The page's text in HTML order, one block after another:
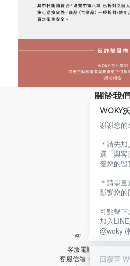
關於我
品牌故事
專業技術
環保沃廚
顧客服
服務條款
隱私權政策
聯絡沃
客服電話：02-2592-
客服信箱：
WOKY
謝謝您的
＊請先
選「與
覆您的留
＊請盡
影響您
可點擊下
加入LINE
@woky (
回覆至